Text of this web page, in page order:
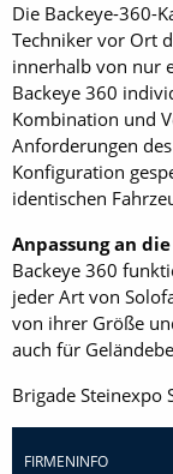
Die Backeye-360-
Techniker vor Ort
innerhalb von nur
Backeye 360
Kombination und
Anforderungen
Konfiguration
identischen
Anpassung an
Backeye 360
jeder Art von
von ihrer Größe
auch für
Brigade Steinexpo
FIRMENINFO